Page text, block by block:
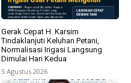
Gerak Cepat H. Karsim
Tindaklanjuti Keluhan Petani,
Normalisasi Irigasi Langsung
Dimulai Hari Kedua
5 Agustus 2026